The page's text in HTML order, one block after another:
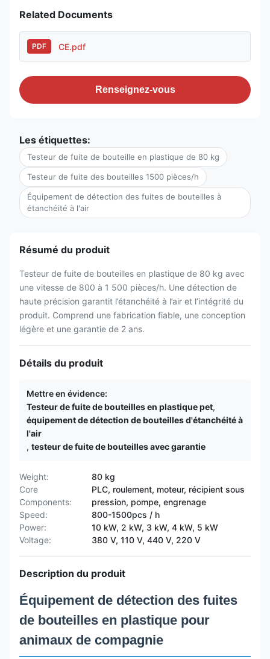
Related Documents
PDF CE.pdf
Renseignez-vous
Les étiquettes:
Testeur de fuite de bouteille en plastique de 80 kg
Testeur de fuite des bouteilles 1500 pièces/h
Équipement de détection des fuites de bouteilles à
étanchéité à l'air
Résumé du produit
Testeur de fuite de bouteilles en plastique de 80 kg avec
une vitesse de 800 à 1 500 pièces/h. Une détection de
haute précision garantit l’étanchéité à l’air et l’intégrité du
produit. Comprend une fabrication fiable, une conception
légère et une garantie de 2 ans.
Détails du produit
Mettre en évidence:
Testeur de fuite de bouteilles en plastique pet,
équipement de détection de bouteilles d'étanchéité à
l'air
, testeur de fuite de bouteilles avec garantie
Weight:
80 kg
Core
Components:
PLC, roulement, moteur, récipient sous
pression, pompe, engrenage
Speed:
800-1500pcs / h
Power:
10 kW, 2 kW, 3 kW, 4 kW, 5 kW
Voltage:
380 V, 110 V, 440 V, 220 V
Description du produit
Équipement de détection des fuites
de bouteilles en plastique pour
animaux de compagnie